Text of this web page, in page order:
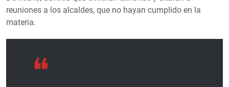
reuniones a los alcaldes, que no hayan cumplido en la
materia.